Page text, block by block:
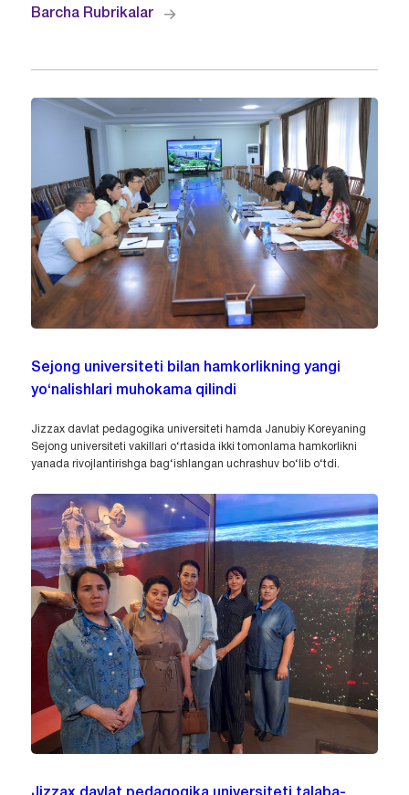
Barcha Rubrikalar
Sejong universiteti bilan hamkorlikning yangi
yo‘nalishlari muhokama qilindi
Jizzax davlat pedagogika universiteti hamda Janubiy Koreyaning
Sejong universiteti vakillari o‘rtasida ikki tomonlama hamkorlikni
yanada rivojlantirishga bag‘ishlangan uchrashuv bo‘lib o‘tdi.